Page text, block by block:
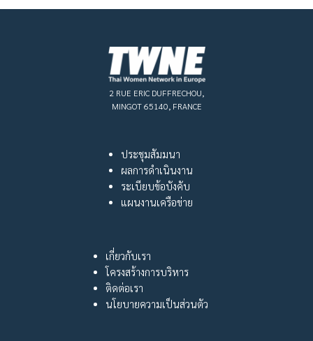
2 RUE ERIC DUFFRECHOU,
MINGOT 65140, FRANCE
ประชุมสัมมนา
ผลการดำเนินงาน
ระเบียบข้อบังคับ
แผนงานเครือข่าย
เกี่ยวกับเรา
โครงสร้างการบริหาร
ติดต่อเรา
นโยบายความเป็นส่วนตัว